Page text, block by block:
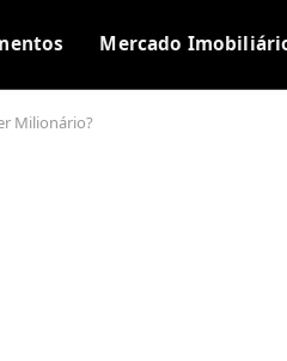
Mercado
Milionário?